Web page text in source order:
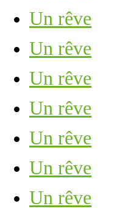
Un rêve
Un rêve
Un rêve
Un rêve
Un rêve
Un rêve
Un rêve